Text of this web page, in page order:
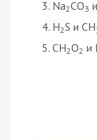
Na2CO3
H2S и CH
CH2O2 и I